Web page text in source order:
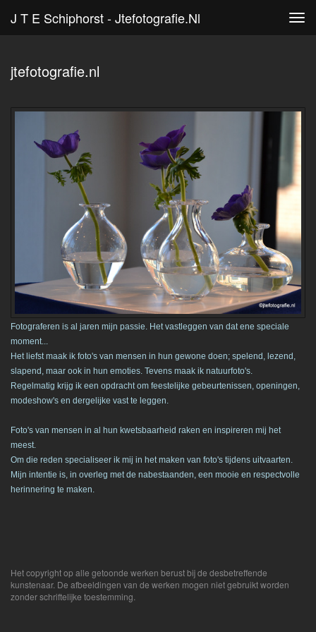
J T E Schiphorst - Jtefotografie.nl
jtefotografie.nl
Fotograferen is al jaren mijn passie. Het vastleggen van dat ene speciale
moment...
Het liefst maak ik foto's van mensen in hun gewone doen; spelend, lezend,
slapend, maar ook in hun emoties. Tevens maak ik natuurfoto's.
Regelmatig krijg ik een opdracht om feestelijke gebeurtenissen, openingen,
modeshow's en dergelijke vast te leggen.
Foto's van mensen in al hun kwetsbaarheid raken en inspireren mij het
meest.
Om die reden specialiseer ik mij in het maken van foto's tijdens uitvaarten.
Mijn intentie is, in overleg met de nabestaanden, een mooie en respectvolle
herinnering te maken.
Het copyright op alle getoonde werken berust bij de desbetreffende
kunstenaar. De afbeeldingen van de werken mogen niet gebruikt worden
zonder schriftelijke toestemming.